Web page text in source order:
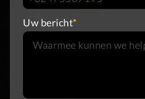
Uw bericht*